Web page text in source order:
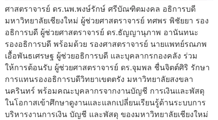
ศาสตราจารย์ ดร.นพ.พงษ์รักษ์ ศรีบัณฑิตมงคล อธิการบดี
มหาวิทยาลัยเชียงใหม่ ผู้ช่วยศาสตราจารย์ ทศพร พิชัยยา รอง
อธิการบดี ผู้ช่วยศาสตราจารย์ ดร.ธัญญานุภาพ อานันทนะ
รองอธิการบดี พร้อมด้วย รองศาสตราจารย์ นายแพทย์รณภพ
เอื้อพันธเศรษฐ ผู้ช่วยอธิการบดี และบุคลากรกองคลัง ร่วม
ให้การต้อนรับ ผู้ช่วยศาสตราจารย์ ดร.จุมพล ชื่นจิตต์ศิริ รักษา
การแทนรองอธิการบดีวิทยาเขตตรัง มหาวิทยาลัยสงขลา
นครินทร์ พร้อมคณะบุคลากรจากงานบัญชี การเงินและพัสดุ
ในโอกาสเข้าศึกษาดูงานและแลกเปลี่ยนเรียนรู้ด้านระบบการ
บริหารงานการเงิน บัญชี และพัสดุ ของมหาวิทยาลัยเชียงใหม่